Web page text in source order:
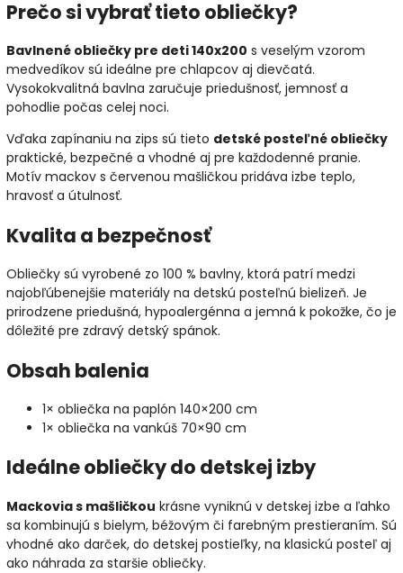
Prečo si vybrať tieto obliečky?
Bavlnené obliečky pre deti 140x200 s veselým vzorom
medvedíkov sú ideálne pre chlapcov aj dievčatá.
Vysokokvalitná bavlna zaručuje priedušnosť, jemnosť a
pohodlie počas celej noci.
Vďaka zapínaniu na zips sú tieto detské posteľné obliečky
praktické, bezpečné a vhodné aj pre každodenné pranie.
Motív mackov s červenou mašličkou pridáva izbe teplo,
hravosť a útulnosť.
Kvalita a bezpečnosť
Obliečky sú vyrobené zo 100 % bavlny, ktorá patrí medzi
najobľúbenejšie materiály na detskú posteľnú bielizeň. Je
prirodzene priedušná, hypoalergénna a jemná k pokožke, čo je
dôležité pre zdravý detský spánok.
Obsah balenia
1× obliečka na paplón 140×200 cm
1× obliečka na vankúš 70×90 cm
Ideálne obliečky do detskej izby
Mackovia s mašličkou krásne vyniknú v detskej izbe a ľahko
sa kombinujú s bielym, béžovým či farebným prestieraním. Sú
vhodné ako darček, do detskej postieľky, na klasickú posteľ aj
ako náhrada za staršie obliečky.